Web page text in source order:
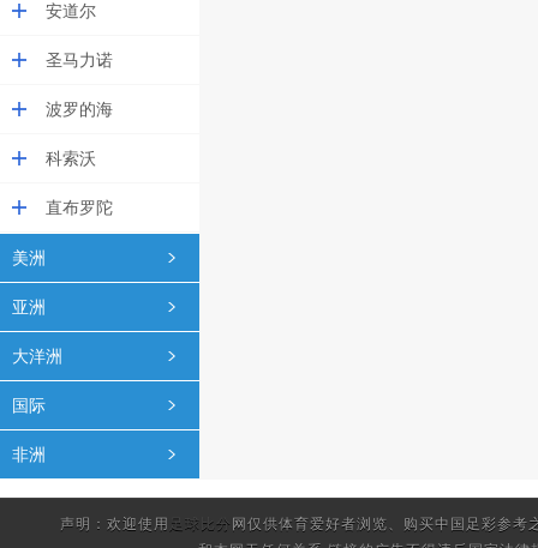
安道尔
圣马力诺
波罗的海
科索沃
直布罗陀
美洲
亚洲
大洋洲
国际
非洲
声明：欢迎使用 足球比分 网仅供体育爱好者浏览、购买中国足彩参